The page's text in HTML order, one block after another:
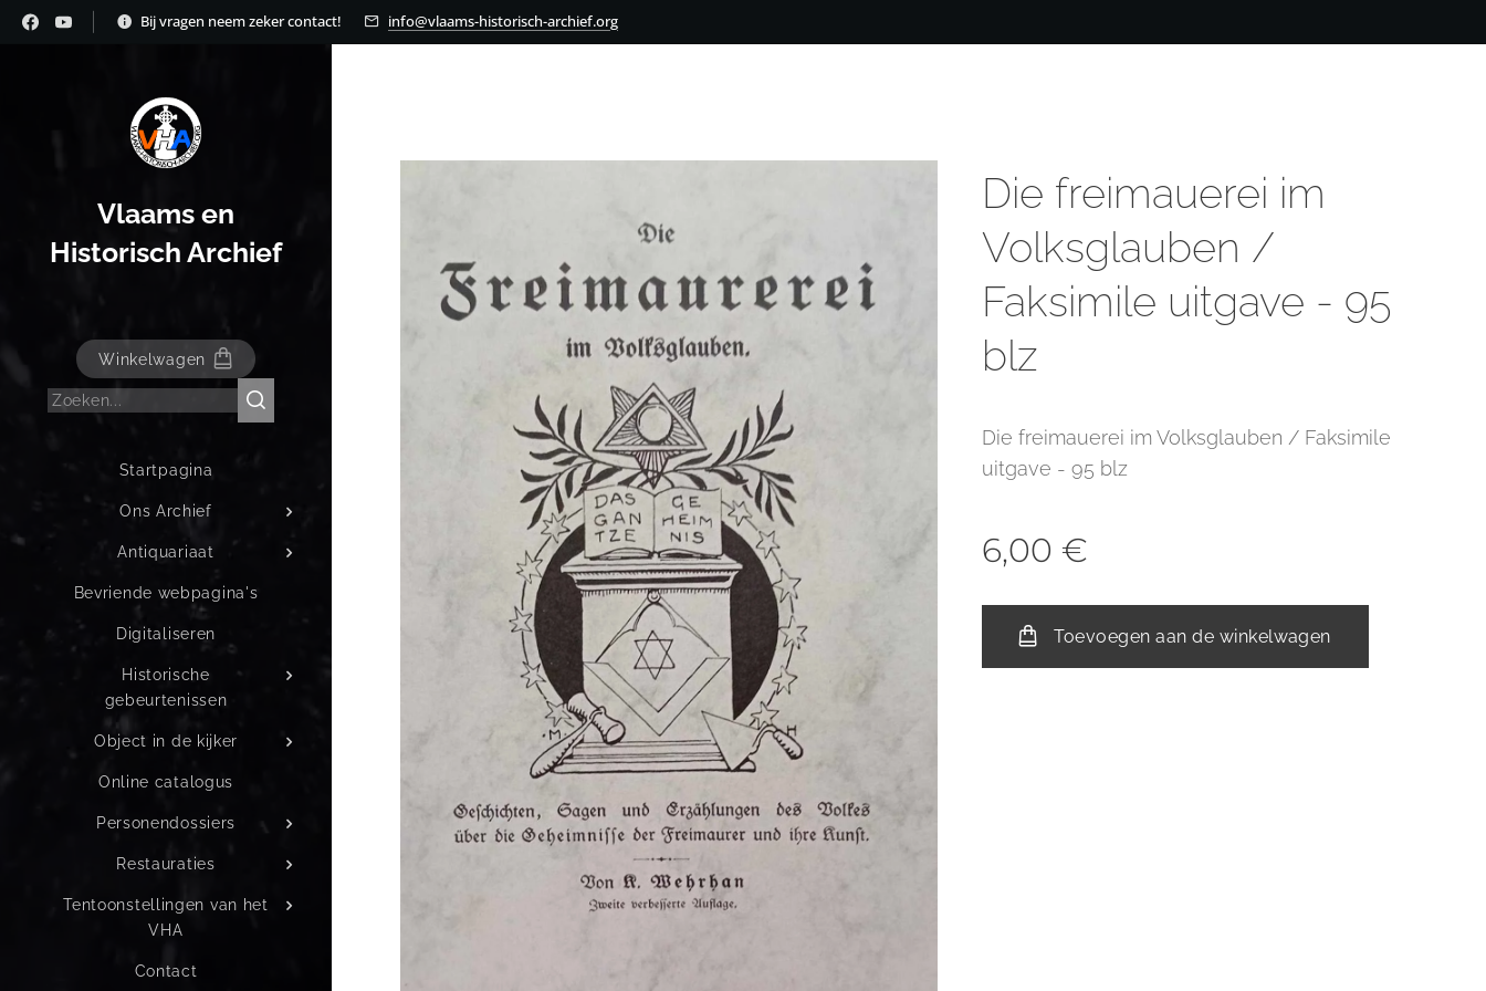
Bij vragen neem zeker contact! info@vlaams-historisch-archief.org
Vlaams en
Historisch Archief
Winkelwagen
Startpagina
Ons Archief
Antiquariaat
Bevriende webpagina's
Digitaliseren
Historische
gebeurtenissen
Object in de kijker
Online catalogus
Personendossiers
Restauraties
Tentoonstellingen van het
VHA
Contact
Die freimauerei im
Volksglauben /
Faksimile uitgave - 95
blz
Die freimauerei im Volksglauben / Faksimile
uitgave - 95 blz
6,00 €
Toevoegen aan de winkelwagen